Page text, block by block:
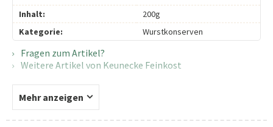
Inhalt:
200g
Kategorie:
Wurstkonserven
Fragen zum Artikel?
Weitere Artikel von Keunecke Feinkost
Mehr anzeigen